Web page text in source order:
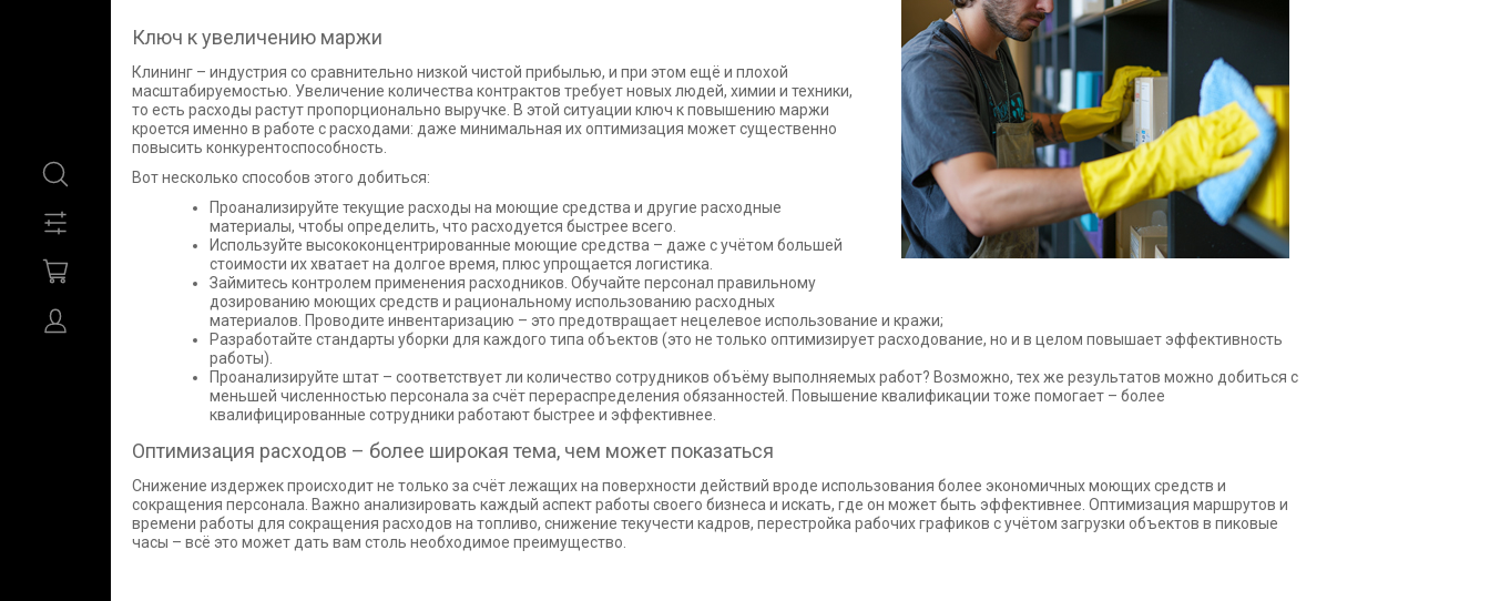
Ключ к увеличению маржи
Клининг – индустрия со сравнительно низкой чистой прибылью, и при этом ещё и плохой
масштабируемостью. Увеличение количества контрактов требует новых людей, химии и техники,
то есть расходы растут пропорционально выручке. В этой ситуации ключ к повышению маржи
кроется именно в работе с расходами: даже минимальная их оптимизация может существенно
повысить конкурентоспособность.
Вот несколько способов этого добиться:
Проанализируйте текущие расходы на моющие средства и другие расходные
материалы, чтобы определить, что расходуется быстрее всего.
Используйте высококонцентрированные моющие средства – даже с учётом большей
стоимости их хватает на долгое время, плюс упрощается логистика.
Займитесь контролем применения расходников. Обучайте персонал правильному
дозированию моющих средств и рациональному использованию расходных
материалов. Проводите инвентаризацию – это предотвращает нецелевое использование и кражи;
Разработайте стандарты уборки для каждого типа объектов (это не только оптимизирует расходование, но и в целом повышает эффективность
работы).
Проанализируйте штат – соответствует ли количество сотрудников объёму выполняемых работ? Возможно, тех же результатов можно добиться с
меньшей численностью персонала за счёт перераспределения обязанностей. Повышение квалификации тоже помогает – более
квалифицированные сотрудники работают быстрее и эффективнее.
Оптимизация расходов – более широкая тема, чем может показаться
Снижение издержек происходит не только за счёт лежащих на поверхности действий вроде использования более экономичных моющих средств и
сокращения персонала. Важно анализировать каждый аспект работы своего бизнеса и искать, где он может быть эффективнее. Оптимизация маршрутов и
времени работы для сокращения расходов на топливо, снижение текучести кадров, перестройка рабочих графиков с учётом загрузки объектов в пиковые
часы – всё это может дать вам столь необходимое преимущество.